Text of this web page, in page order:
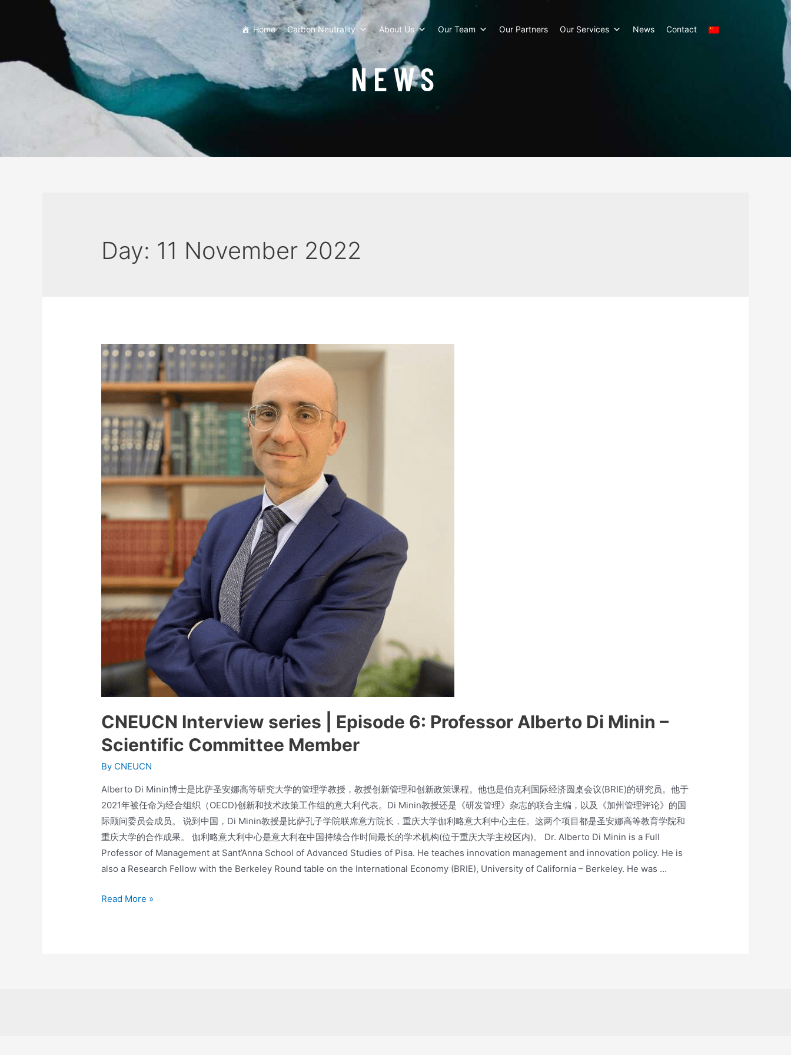
Home Carbon Neutrality About Us Our Team Our Partners Our Services News Contact
NEWS
Day: 11 November 2022
CNEUCN Interview series | Episode 6: Professor Alberto Di Minin –
Scientific Committee Member
By CNEUCN
Alberto Di Minin博士是比萨圣安娜高等研究大学的管理学教授，教授创新管理和创新政策课程。他也是伯克利国际经济圆桌会议(BRIE)的研究员。他于
2021年被任命为经合组织（OECD)创新和技术政策工作组的意大利代表。Di Minin教授还是《研发管理》杂志的联合主编，以及《加州管理评论》的国
际顾问委员会成员。 说到中国，Di Minin教授是比萨孔子学院联席意方院长，重庆大学伽利略意大利中心主任。这两个项目都是圣安娜高等教育学院和
重庆大学的合作成果。 伽利略意大利中心是意大利在中国持续合作时间最长的学术机构(位于重庆大学主校区内)。 Dr. Alberto Di Minin is a Full
Professor of Management at Sant’Anna School of Advanced Studies of Pisa. He teaches innovation management and innovation policy. He is
also a Research Fellow with the Berkeley Round table on the International Economy (BRIE), University of California – Berkeley. He was …
Read More »